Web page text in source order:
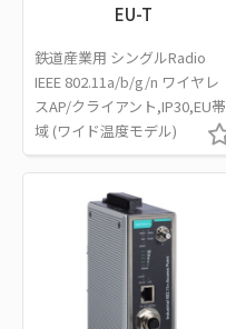
EU-T
鉄道産業用 シングルRadio
IEEE 802.11a/b/g/n ワイヤレ
スAP/クライアント,IP30,EU帯
域 (ワイド温度モデル)